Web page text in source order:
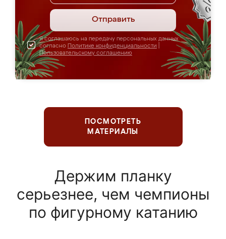
Отправить
Я соглашаюсь на передачу персональных данных
согласно Политике конфиденциальности
Пользовательскому соглашению
ПОСМОТРЕТЬ
МАТЕРИАЛЫ
Держим планку
серьезнее, чем чемпионы
по фигурному катанию